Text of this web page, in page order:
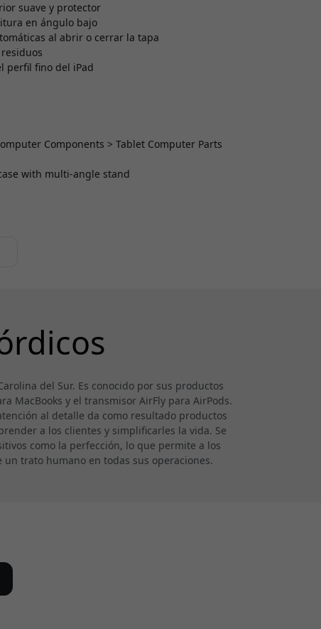
suave y protector
en ángulo bajo
al abrir o cerrar la tapa
perfil fino del iPad
Components > Tablet Computer Parts
with multi-angle stand
del Sur. Es conocido por sus productos
MacBooks y el transmisor AirFly para AirPods.
al detalle da como resultado productos
a los clientes y simplificarles la vida. Se
como la perfección, lo que permite a los
trato humano en todas sus operaciones.